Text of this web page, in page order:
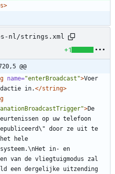
nl/strings.xml
+1
@@
name="enterBroadcast">Voer
in.</string>
>De
op uw telefoon
door ze uit te
hele
in- en
van de vliegtuigmodus zal
een dergelijke uitzending